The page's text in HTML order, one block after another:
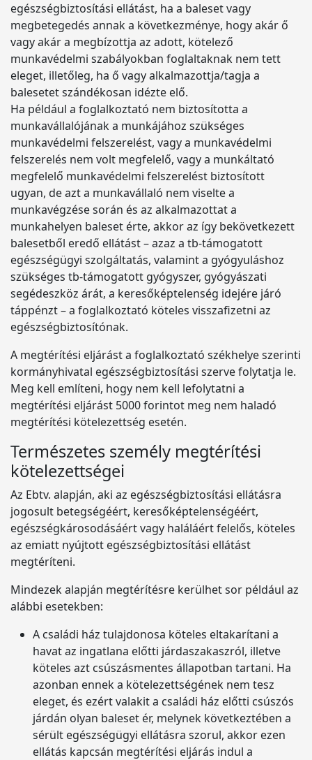
egészségbiztosítási ellátást, ha a baleset vagy
megbetegedés annak a következménye, hogy akár ő
vagy akár a megbízottja az adott, kötelező
munkavédelmi szabályokban foglaltaknak nem tett
eleget, illetőleg, ha ő vagy alkalmazottja/tagja a
balesetet szándékosan idézte elő.
Ha például a foglalkoztató nem biztosította a
munkavállalójának a munkájához szükséges
munkavédelmi felszerelést, vagy a munkavédelmi
felszerelés nem volt megfelelő, vagy a munkáltató
megfelelő munkavédelmi felszerelést biztosított
ugyan, de azt a munkavállaló nem viselte a
munkavégzése során és az alkalmazottat a
munkahelyen baleset érte, akkor az így bekövetkezett
balesetből eredő ellátást – azaz a tb-támogatott
egészségügyi szolgáltatás, valamint a gyógyuláshoz
szükséges tb-támogatott gyógyszer, gyógyászati
segédeszköz árát, a keresőképtelenség idejére járó
táppénzt – a foglalkoztató köteles visszafizetni az
egészségbiztosítónak.
A megtérítési eljárást a foglalkoztató székhelye szerinti
kormányhivatal egészségbiztosítási szerve folytatja le.
Meg kell említeni, hogy nem kell lefolytatni a
megtérítési eljárást 5000 forintot meg nem haladó
megtérítési kötelezettség esetén.
Természetes személy megtérítési
kötelezettségei
Az Ebtv. alapján, aki az egészségbiztosítási ellátásra
jogosult betegségéért, keresőképtelenségéért,
egészségkárosodásáért vagy haláláért felelős, köteles
az emiatt nyújtott egészségbiztosítási ellátást
megtéríteni.
Mindezek alapján megtérítésre kerülhet sor például az
alábbi esetekben:
A családi ház tulajdonosa köteles eltakarítani a
havat az ingatlana előtti járdaszakaszról, illetve
köteles azt csúszásmentes állapotban tartani. Ha
azonban ennek a kötelezettségének nem tesz
eleget, és ezért valakit a családi ház előtti csúszós
járdán olyan baleset ér, melynek következtében a
sérült egészségügyi ellátásra szorul, akkor ezen
ellátás kapcsán megtérítési eljárás indul a